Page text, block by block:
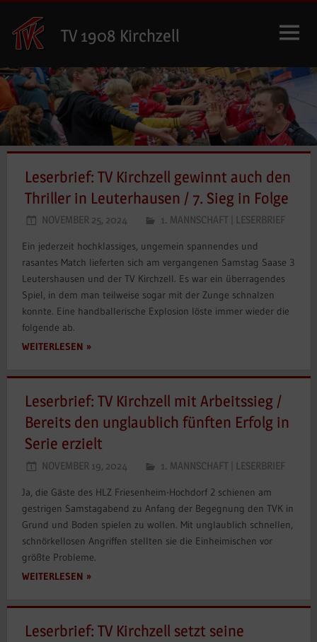
Inhalt
springen
TV 1908 Kirchzell
Leserbrief: TV Kirchzell gewinnt auch den
Thriller in Leuterhausen / 7. Sieg in Folge
NOVEMBER 25, 2024 1. MANNSCHAFT LESERBRIEF
Ein jederzeit hochklassiges, ungemein spannendes und
rasantes Match lieferten sich am vergangenen Samstag Saase 3
Leutershausen und der TV Kirchzell. Es war ein überragendes
Spiel, in dem man teilweise sogar mit der Zunge schnalzen
konnte. Eine handballerische Explosion löste immer wieder die
folgende ab.
WEITERLESEN
Leserbrief: TV Kirchzell mit Arbeitssieg /
Bereits den unglaublich fünften Erfolg in
Serie erzielt
NOVEMBER 19, 2024 1. MANNSCHAFT LESERBRIEF
Ja, die Gäste des HLZ Friesenheim-Hochdorf 2 schienen am
gestrigen Samstagabend zu Anfang der Begegnung den TVK in
Grund und Boden spielen zu wollen. Mit unglaublich schnellen,
schnörkellosen Angriffen stellten sie die Einheimischen vor
größte Probleme.
WEITERLESEN
Leserbrief: TV Kirchzell setzt seine